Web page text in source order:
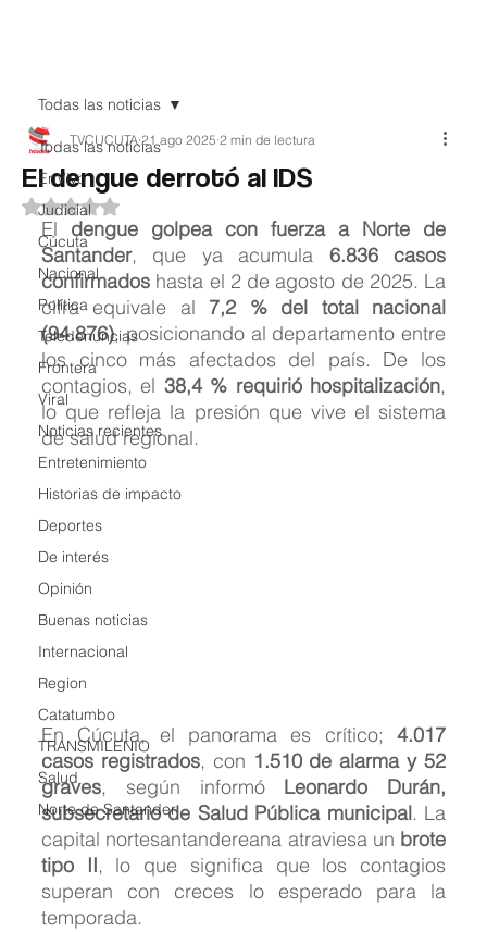
Todas las noticias
EnVivo
Judicial
Cúcuta
Nacional
Política
Teledenuncias
Frontera
Viral
Noticias recientes
Entretenimiento
Historias de impacto
Deportes
De interés
Opinión
Buenas noticias
Internacional
Region
Catatumbo
TRANSMILENIO
Salud
Norte de Santander
Todas las noticias
El dengue derrotó al IDS
TVCUCUTA 21 ago 2025 2 min de lectura
Obtuvo NaN de 5 estrellas.
El dengue golpea con fuerza a Norte de
Santander, que ya acumula 6.836 casos
confirmados hasta el 2 de agosto de 2025. La
cifra equivale al 7,2 % del total nacional
(94.876), posicionando al departamento entre
los cinco más afectados del país. De los
contagios, el 38,4 % requirió hospitalización,
lo que refleja la presión que vive el sistema
de salud regional.
En Cúcuta, el panorama es crítico; 4.017
casos registrados, con 1.510 de alarma y 52
graves, según informó Leonardo Durán,
subsecretario de Salud Pública municipal. La
capital nortesantandereana atraviesa un brote
tipo II, lo que significa que los contagios
superan con creces lo esperado para la
temporada.